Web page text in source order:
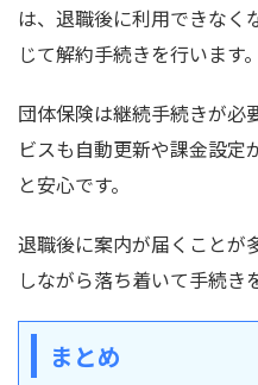
は、退職後に利用できなく
じて解約手続きを行います。
団体保険は継続手続きが必
ビスも自動更新や課金設定
と安心です。
退職後に案内が届くことが
しながら落ち着いて手続き
まとめ